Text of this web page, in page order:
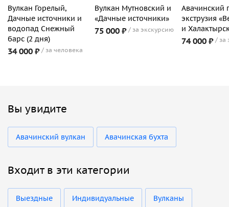
Вулкан Горелый,
Дачные источники и
водопад Снежный
барс (2 дня)
34 000 ₽ за человека
Вулкан Мутновский и
«Дачные источники»
75 000 ₽ за экскурсию
Авачинский
экструзия
и
74 000 ₽ за
Вы увидите
Авачинский вулкан Авачинская бухта
Входит в эти категории
Выездные Индивидуальные Вулканы